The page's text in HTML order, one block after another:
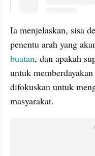
Ia menjelaskan, sisa
penentu arah yang
buatan, dan apakah
untuk
difokuskan untuk
masyarakat.